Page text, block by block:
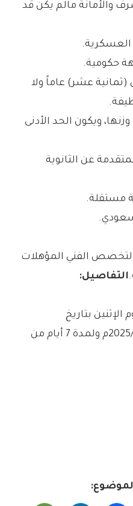
والأمانة مالم يكن قد
العسكرية.
حكومية.
عشر) عاماً ولا
ويكون الحد الأدنى
عن الثانوية
مستقلة.
سعودي.
التخصص الفني المؤهلات
التفاصيل:
الإثنين بتاريخ
1446/11/14هـ الموافق 2025/05/12م ولمدة 7 أيام من